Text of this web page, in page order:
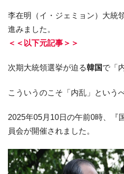
ぎ」では。
『Money1』
営業利益80.2％も減少
塊！
府県とは？
Fact1 奇跡の毛色「白毛馬」と
える賞金とは？
Fact1 平成仮面ライダーの意
李在明（イ・ジェミョン）大統
進みました。
＜＜以下元記事＞＞
次期大統領選挙が迫る韓国で「
こういうのこそ「内乱」という
2025年05月10日の午前0時、『
員会が開催されました。